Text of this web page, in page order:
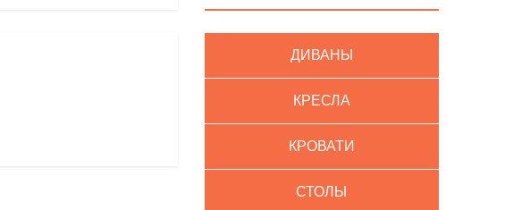
ДИВАНЫ
КРЕСЛА
КРОВАТИ
СТОЛЫ